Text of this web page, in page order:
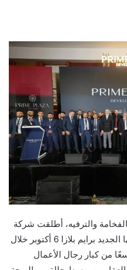
والترفيه، أطلقت شركة
برايم هيلز للتطوير العقاري مشروعها الجديد برايم بلازا 6 أكتوبر خلال
من كبار رجال الأعمال